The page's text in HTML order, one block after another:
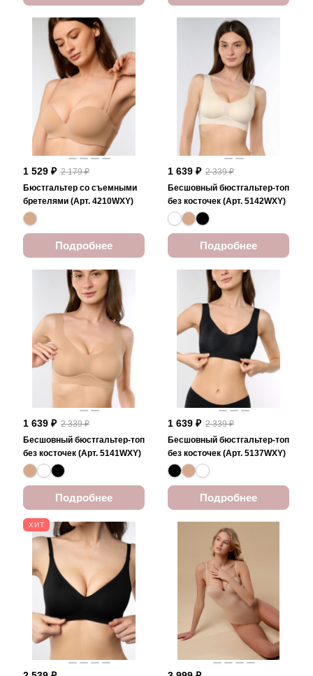
1 529 ₽ 2 179 ₽
Бюстгальтер со съемными
бретелями (Арт. 4210WXY)
Подробнее
1 639 ₽ 2 339 ₽
Бесшовный бюстгальтер-топ
без косточек (Арт. 5142WXY)
Подробнее
1 639 ₽ 2 339 ₽
Бесшовный бюстгальтер-топ
без косточек (Арт. 5141WXY)
Подробнее
1 639 ₽ 2 339 ₽
Бесшовный бюстгальтер-топ
без косточек (Арт. 5137WXY)
Подробнее
ХИТ